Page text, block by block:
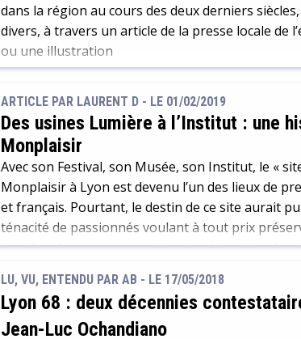
dans la région au cours des deux derniers
divers, à travers un article de la presse locale de
ou une illustration
ARTICLE PAR LAURENT D - LE 01/02/2019
Des usines Lumière à l’Institut : une
Monplaisir
Avec son Festival, son Musée, son Institut, le «
Monplaisir à Lyon est devenu l’un des lieux de
et français. Pourtant, le destin de ce site aurait
ténacité de passionnés voulant à tout prix
Lumière. Retour sur une histoire pleine de
LU, VU, ENTENDU PAR AB - LE 17/05/2018
Lyon 68 : deux décennies
Jean-Luc Ochandiano